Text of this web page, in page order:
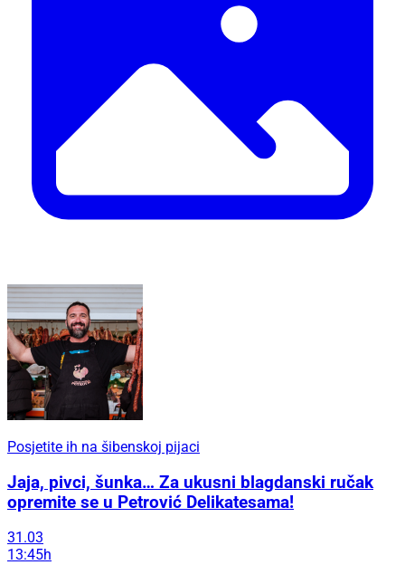
Posjetite ih na šibenskoj pijaci
Jaja, pivci, šunka… Za ukusni blagdanski ručak
opremite se u Petrović Delikatesama!
31.03
13:45h